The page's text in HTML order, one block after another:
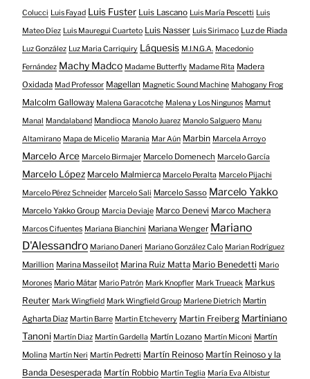
Colucci Luis Fayad Luis Fuster Luis Lascano Luis María Pescetti Luis
Mateo Díez Luis Mauregui Cuarteto Luis Nasser Luis Sirimaco Luz de Riada
Luz González Luz Maria Carriquiry Láquesis M.I.N.G.A. Macedonio
Fernández Machy Madco Madame Butterfly Madame Rita Madera
Oxidada Mad Professor Magellan Magnetic Sound Machine Mahogany Frog
Malcolm Galloway Malena Garacotche Malena y Los Ningunos Mamut
Manal Mandalaband Mandioca Manolo Juarez Manolo Salguero Manu
Altamirano Mapa de Micelio Marania Mar Aún Marbin Marcela Arroyo
Marcelo Arce Marcelo Birmajer Marcelo Domenech Marcelo García
Marcelo López Marcelo Malmierca Marcelo Peralta Marcelo Pijachi
Marcelo Pérez Schneider Marcelo Sali Marcelo Sasso Marcelo Yakko
Marcelo Yakko Group Marcia Deviaje Marco Denevi Marco Machera
Marcos Cifuentes Mariana Bianchini Mariana Wenger Mariano
D'Alessandro Mariano Daneri Mariano González Calo Marian Rodríguez
Marillion Marina Masseilot Marina Ruiz Matta Mario Benedetti Mario
Morones Mario Mátar Mario Patrón Mark Knopfler Mark Trueack Markus
Reuter Mark Wingfield Mark Wingfield Group Marlene Dietrich Martin
Agharta Diaz Martin Barre Martin Etcheverry Martin Freiberg Martiniano
Tanoni Martín Diaz Martín Gardella Martín Lozano Martín Miconi Martín
Molina Martín Neri Martín Pedretti Martín Reinoso Martín Reinoso y la
Banda Desesperada Martín Robbio Martín Teglia María Eva Albistur